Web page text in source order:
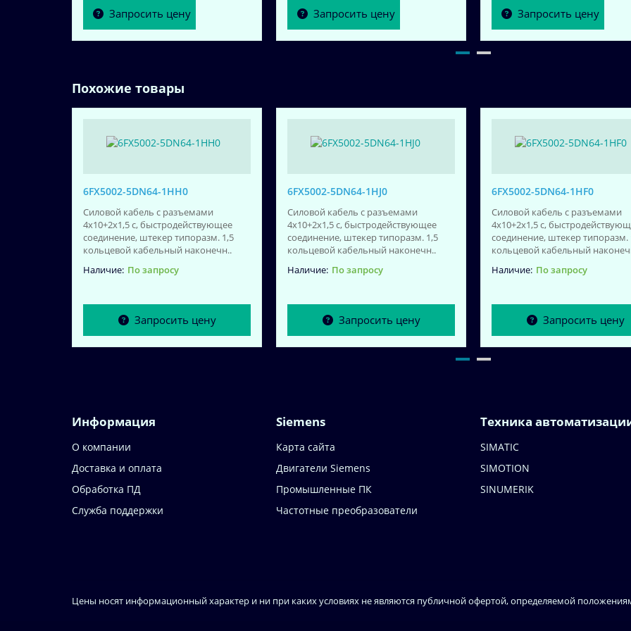
Запросить цену Запросить цену Запросить цену
Похожие товары
6FX5002-5DN64-1HH0
Силовой кабель с разъемами
4x10+2x1,5 c, быстродействующее
соединение, штекер типоразм. 1,5
кольцевой кабельный наконечн..
По запросу
Запросить цену
6FX5002-5DN64-1HJ0
Силовой кабель с разъемами
4x10+2x1,5 c, быстродействующее
соединение, штекер типоразм. 1,5
кольцевой кабельный наконечн..
По запросу
Запросить цену
6FX5002-5DN64-1HF0
Силовой кабель с разъемами
4x10+2x1,5 c,
соединение, штекер типоразм.
кольцевой кабельный
По запросу
Запросить цену
Информация
О компании
Доставка и оплата
Обработка ПД
Служба поддержки
Siemens
Карта сайта
Двигатели Siemens
Промышленные ПК
Частотные преобразователи
Техника
SIMATIC
SIMOTION
SINUMERIK
Цены носят информационный характер и ни при каких условиях не являются публичной офертой, определяемой